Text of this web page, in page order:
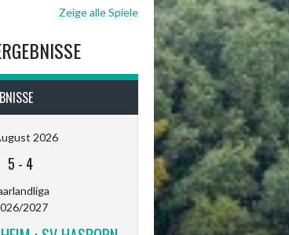
Zeige alle Spiele
2026
5 - 4
2027